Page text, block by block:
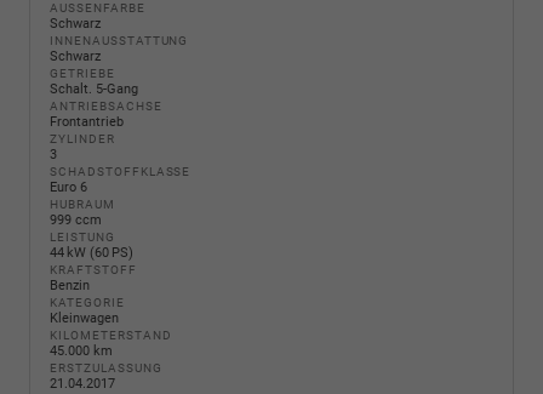
AUSSENFARBE
Schwarz
INNENAUSSTATTUNG
Schwarz
GETRIEBE
Schalt. 5-Gang
ANTRIEBSACHSE
Frontantrieb
ZYLINDER
3
SCHADSTOFFKLASSE
Euro 6
HUBRAUM
999 ccm
LEISTUNG
44 kW (60 PS)
KRAFTSTOFF
Benzin
KATEGORIE
Kleinwagen
KILOMETERSTAND
45.000 km
ERSTZULASSUNG
21.04.2017